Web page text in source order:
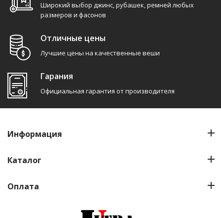
Широкий выбор джинс, рубашек, ремней любых
размеров и фасонов
Отличные цены
Лучшие цены на качественные веши
Гарания
Официальная гарантия от производителя
Информация
Каталог
Оплата